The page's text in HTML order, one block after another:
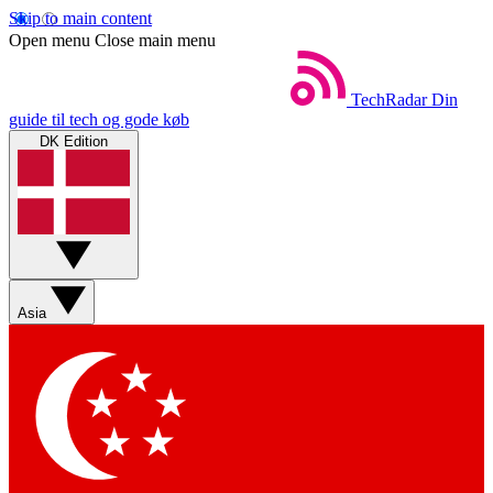
Skip to main content
Open menu Close main menu
TechRadar Din
guide til tech og gode køb
DK Edition
Asia